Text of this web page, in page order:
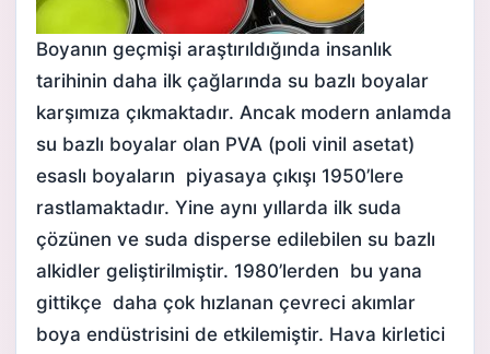
Boyanın geçmişi araştırıldığında insanlık
tarihinin daha ilk çağlarında su bazlı boyalar
karşımıza çıkmaktadır. Ancak modern anlamda
su bazlı boyalar olan PVA (poli vinil asetat)
esaslı boyaların piyasaya çıkışı 1950’lere
rastlamaktadır. Yine aynı yıllarda ilk suda
çözünen ve suda disperse edilebilen su bazlı
alkidler geliştirilmiştir. 1980’lerden bu yana
gittikçe daha çok hızlanan çevreci akımlar
boya endüstrisini de etkilemiştir. Hava kirletici